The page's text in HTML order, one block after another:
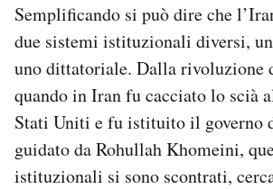
Semplificando si può dire che
due sistemi istituzionali diversi,
uno dittatoriale. Dalla rivoluzione
quando in Iran fu cacciato lo scià
Stati Uniti e fu istituito il governo
guidato da Rohullah Khomeini,
istituzionali si sono scontrati,